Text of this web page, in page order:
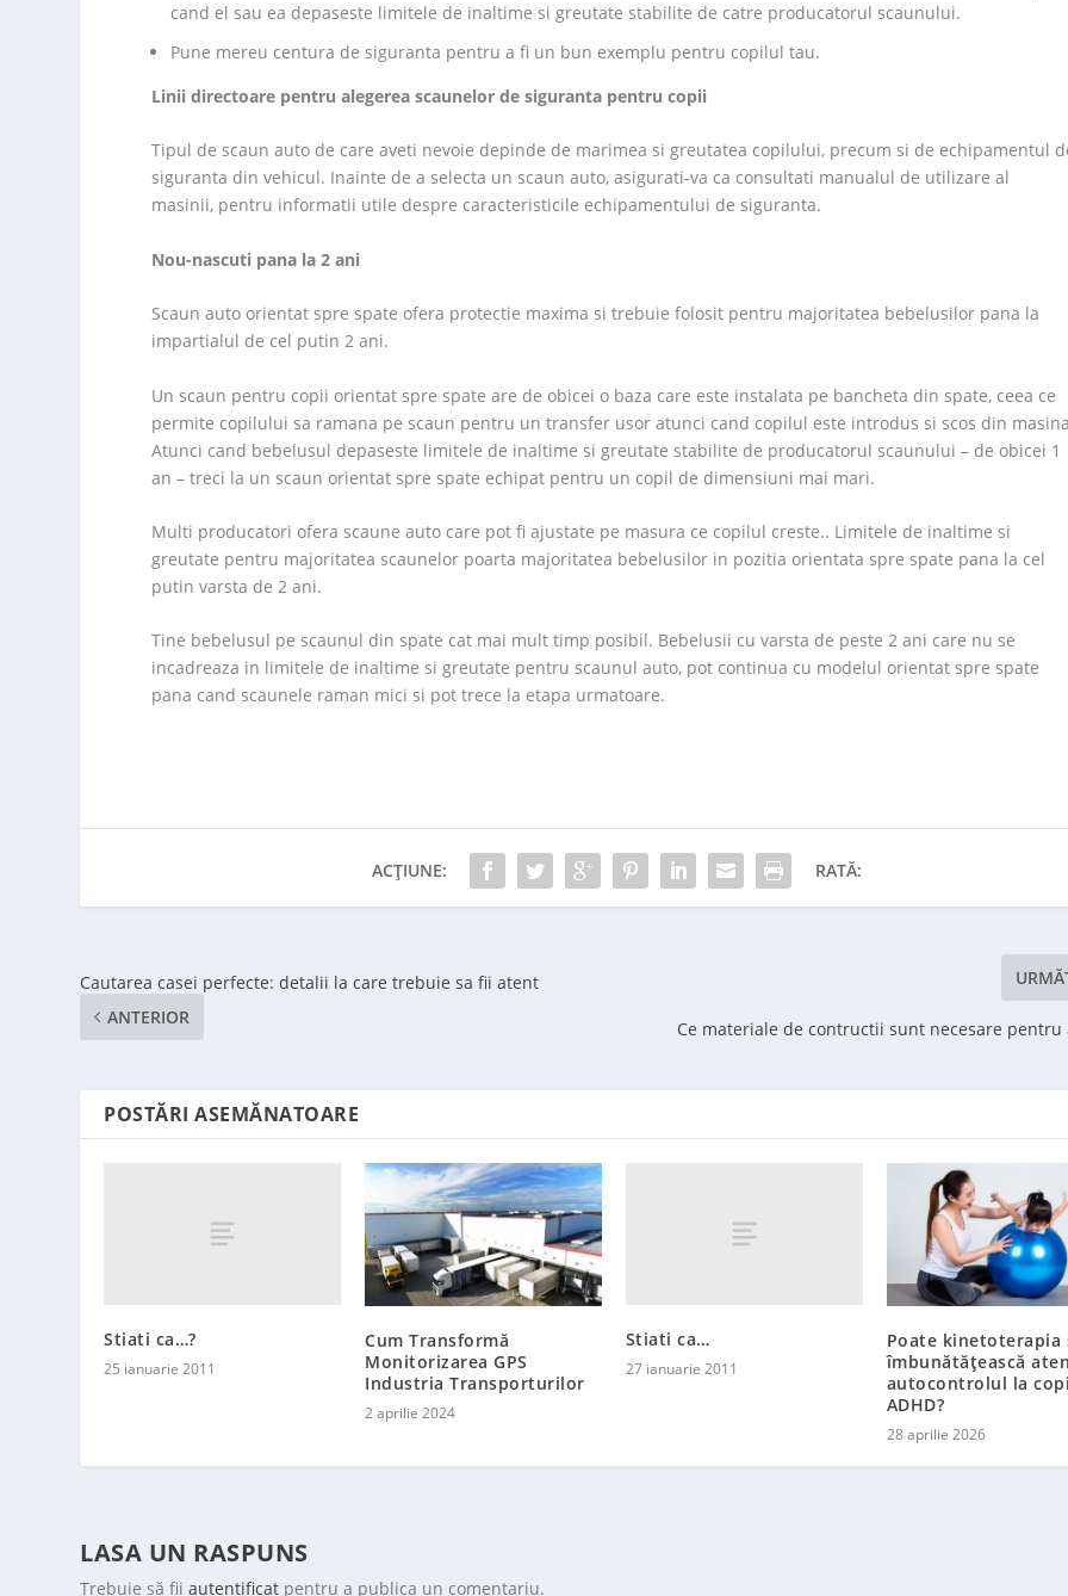
cand el sau ea depaseste limitele de inaltime si greutate stabilite de catre producatorul scaunului.
Pune mereu centura de siguranta pentru a fi un bun exemplu pentru copilul tau.
Linii directoare pentru alegerea scaunelor de siguranta pentru copii
Tipul de scaun auto de care aveti nevoie depinde de marimea si greutatea copilului, precum si de echipamentul
siguranta din vehicul. Inainte de a selecta un scaun auto, asigurati-va ca consultati manualul de utilizare al
masinii, pentru informatii utile despre caracteristicile echipamentului de siguranta.
Nou-nascuti pana la 2 ani
Scaun auto orientat spre spate ofera protectie maxima si trebuie folosit pentru majoritatea bebelusilor pana la
impartialul de cel putin 2 ani.
Un scaun pentru copii orientat spre spate are de obicei o baza care este instalata pe bancheta din spate, ceea ce
permite copilului sa ramana pe scaun pentru un transfer usor atunci cand copilul este introdus si scos din
Atunci cand bebelusul depaseste limitele de inaltime si greutate stabilite de producatorul scaunului – de obicei 1
an – treci la un scaun orientat spre spate echipat pentru un copil de dimensiuni mai mari.
Multi producatori ofera scaune auto care pot fi ajustate pe masura ce copilul creste.. Limitele de inaltime si
greutate pentru majoritatea scaunelor poarta majoritatea bebelusilor in pozitia orientata spre spate pana la cel
putin varsta de 2 ani.
Tine bebelusul pe scaunul din spate cat mai mult timp posibil. Bebelusii cu varsta de peste 2 ani care nu se
incadreaza in limitele de inaltime si greutate pentru scaunul auto, pot continua cu modelul orientat spre spate
pana cand scaunele raman mici si pot trece la etapa urmatoare.
ACȚIUNE: RATĂ:
Cautarea casei perfecte: detalii la care trebuie sa fii atent
ANTERIOR
Ce materiale de contructii sunt necesare
POSTĂRI ASEMĂNATOARE
Stiati ca…?
25 ianuarie 2011
Cum Transformă
Monitorizarea GPS
Industria Transporturilor
2 aprilie 2024
Stiati ca…
27 ianuarie 2011
Poate kinetoterapia
îmbunătățească
autocontrolul la
ADHD?
28 aprilie 2026
LASA UN RASPUNS
Trebuie să fiiautentificat pentru a publica un comentariu.